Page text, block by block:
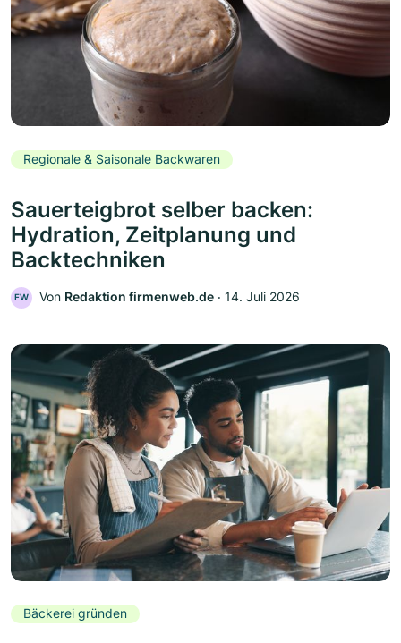
Regionale & Saisonale Backwaren
Sauerteigbrot selber backen:
Hydration, Zeitplanung und
Backtechniken
FW Von Redaktion firmenweb.de ‧ 14. Juli 2026
Bäckerei gründen